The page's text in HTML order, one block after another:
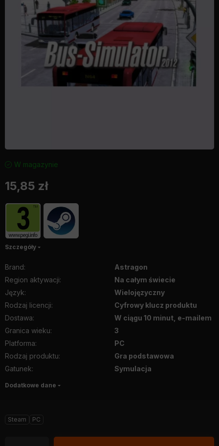
W magazynie
15,85 zł
Szczegóły
Brand:
Astragon
Region aktywacji:
Na całym świecie
Język:
Wielojęzyczny
Rodzaj licencji:
Cyfrowy klucz produktu
Dostawa:
W ciągu 10 minut, e-mailem
Granica wieku:
3
Platforma:
PC
Rodzaj produktu:
Gra podstawowa
Gatunek: Symulacja
Dodatkowe dane
Steam PC